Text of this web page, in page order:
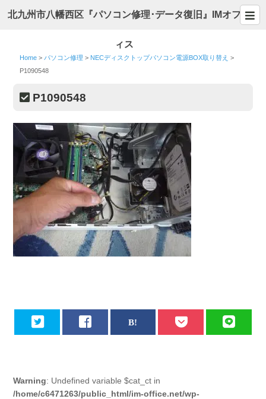
北九州市八幡西区『パソコン修理･データ復旧』IMオフ
ィス
Home > パソコン修理 > NECディスクトップパソコン電源BOX取り替え >
P1090548
P1090548
Warning: Undefined variable $cat_ct in
/home/c6471263/public_html/im-office.net/wp-